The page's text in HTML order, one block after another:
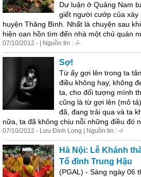
Dư luận ở Quảng Nam
giết người cướp của xảy
huyện Thăng Bình. Nhất là chuyện sau
hiện oan hồn tìm đến nhà một chủ quán
07/10/2012 - | Nguồn tin : -/-
Sợ!
Từ ấy gợi lên trong ta
điều không hay, không
ta, cho đối tượng mình
cũng là từ gợi lên (mô
đã, đang trải qua và ta
nữa, ta đã không chịu nỗi những điều đó
07/10/2012 - Lưu Đình Long | Nguồn tin : -/-
Hà Nội: Lễ Khánh
Tổ đình Trung Hậu
(PGAL) - Sáng ngày 06